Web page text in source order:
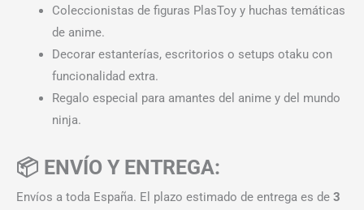
Coleccionistas de figuras PlasToy y huchas temáticas
de anime.
Decorar estanterías, escritorios o setups otaku con
funcionalidad extra.
Regalo especial para amantes del anime y del mundo
ninja.
📦 ENVÍO Y ENTREGA:
Envíos a toda España. El plazo estimado de entrega es de 3